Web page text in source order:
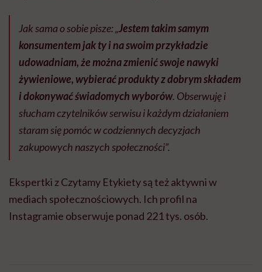
Jak sama o sobie pisze:„Jestem takim samym
konsumentem jak ty i na swoim przykładzie
udowadniam, że można zmienić swoje nawyki
żywieniowe, wybierać produkty z dobrym składem
i dokonywać świadomych wyborów. Obserwuję i
słucham czytelników serwisu i każdym działaniem
staram się pomóc w codziennych decyzjach
zakupowych naszych społeczności”.
Ekspertki z Czytamy Etykiety są też aktywni w
mediach społecznościowych. Ich profil na
Instagramie obserwuje ponad 221 tys. osób.